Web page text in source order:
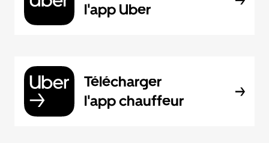
l'app Uber
Télécharger
l'app chauffeur